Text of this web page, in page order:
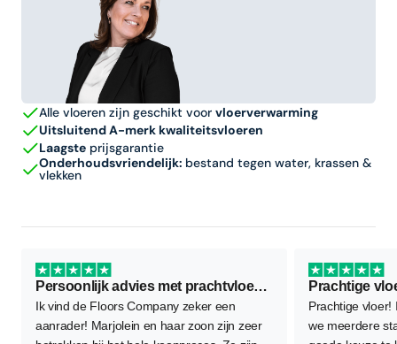
Alle vloeren zijn geschikt voor vloerverwarming
Uitsluitend A-merk kwaliteitsvloeren
Laagste prijsgarantie
Onderhoudsvriendelijk: bestand tegen water, krassen &
vlekken
Persoonlijk advies met prachtvloer als resultaat
Ik vind de Floors Company zeker een
aanrader! Marjolein en haar zoon zijn zeer
Prachtige
Prachtige vloer!
we meerdere